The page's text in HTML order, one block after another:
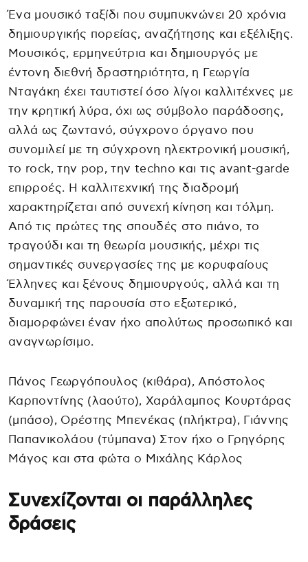
Ένα μουσικό ταξίδι που συμπυκνώνει 20 χρόνια
δημιουργικής πορείας, αναζήτησης και εξέλιξης.
Μουσικός, ερμηνεύτρια και δημιουργός με
έντονη διεθνή δραστηριότητα, η Γεωργία
Νταγάκη έχει ταυτιστεί όσο λίγοι καλλιτέχνες με
την κρητική λύρα, όχι ως σύμβολο παράδοσης,
αλλά ως ζωντανό, σύγχρονο όργανο που
συνομιλεί με τη σύγχρονη ηλεκτρονική μουσική,
το rock, την pop, την techno και τις avant-garde
επιρροές. Η καλλιτεχνική της διαδρομή
χαρακτηρίζεται από συνεχή κίνηση και τόλμη.
Από τις πρώτες της σπουδές στο πιάνο, το
τραγούδι και τη θεωρία μουσικής, μέχρι τις
σημαντικές συνεργασίες της με κορυφαίους
Έλληνες και ξένους δημιουργούς, αλλά και τη
δυναμική της παρουσία στο εξωτερικό,
διαμορφώνει έναν ήχο απολύτως προσωπικό και
αναγνωρίσιμο.
Πάνος Γεωργόπουλος (κιθάρα), Απόστολος
Καρποντίνης (λαούτο), Χαράλαμπος Κουρτάρας
(μπάσο), Ορέστης Μπενέκας (πλήκτρα), Γιάννης
Παπανικολάου (τύμπανα) Στον ήχο ο Γρηγόρης
Μάγος και στα φώτα ο Μιχάλης Κάρλος
Συνεχίζονται οι παράλληλες
δράσεις